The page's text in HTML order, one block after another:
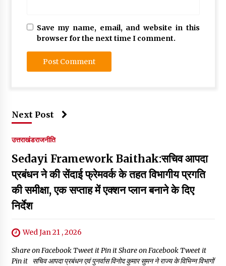
Save my name, email, and website in this
browser for the next time I comment.
Next Post
उत्तराखंडराजनीति
Sedayi Framework Baithak:सचिव आपदा
प्रबंधन ने की सेंदाई फ्रेमवर्क के तहत विभागीय प्रगति
की समीक्षा, एक सप्ताह में एक्शन प्लान बनाने के दिए
निर्देश
Wed Jan 21 , 2026
Share on Facebook Tweet it Pin it Share on Facebook Tweet it
Pin it सचिव आपदा प्रबंधन एवं पुनर्वास विनोद कुमार सुमन ने राज्य के विभिन्न विभागों